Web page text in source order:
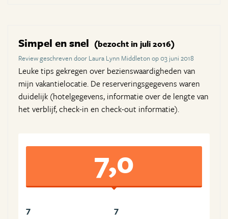
Simpel en snel (bezocht in juli 2016)
Review geschreven door Laura Lynn Middleton op 03 juni 2018
Leuke tips gekregen over bezienswaardigheden van
mijn vakantielocatie. De reserveringsgegevens waren
duidelijk (hotelgegevens, informatie over de lengte van
het verblijf, check-in en check-out informatie).
7,0
7 7